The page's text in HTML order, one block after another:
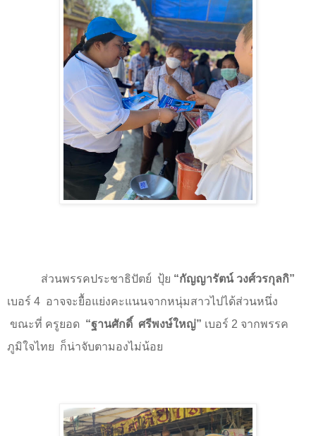
ส่วนพรรคประชาธิปัตย์ ปุ้ย “กัญญารัตน์ วงศ์วรกุลกิ”
เบอร์ 4 อาจจะยื้อแย่งคะแนนจากหนุ่มสาวไปได้ส่วนหนึ่ง
ขณะที่ ครูยอด “ฐานศักดิ์ ศรีพงษ์ใหญ่” เบอร์ 2 จากพรรค
ภูมิใจไทย ก็น่าจับตามองไม่น้อย